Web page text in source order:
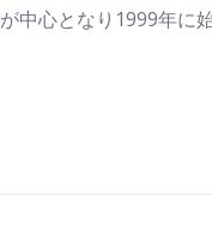
中心となり1999年に